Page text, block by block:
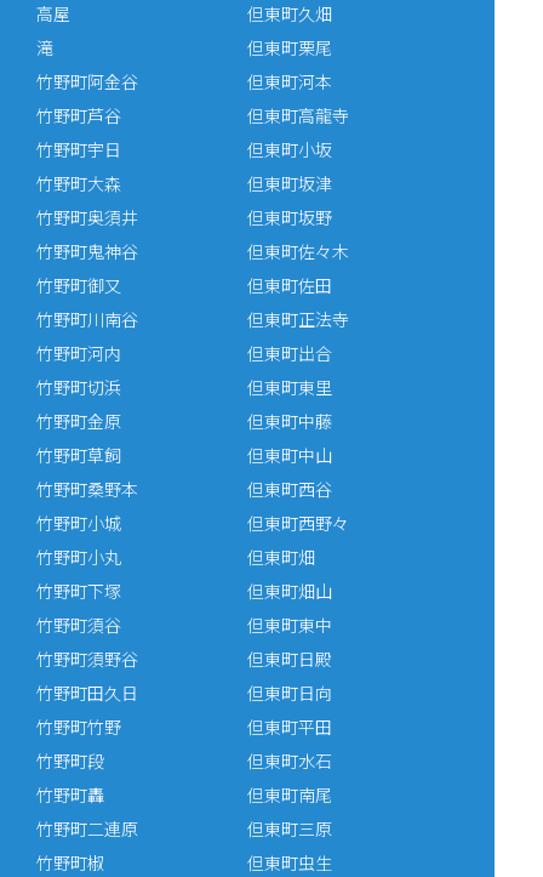
高屋
滝
竹野町阿金谷
竹野町芦谷
竹野町宇日
竹野町大森
竹野町奥須井
竹野町鬼神谷
竹野町御又
竹野町川南谷
竹野町河内
竹野町切浜
竹野町金原
竹野町草飼
竹野町桑野本
竹野町小城
竹野町小丸
竹野町下塚
竹野町須谷
竹野町須野谷
竹野町田久日
竹野町竹野
竹野町段
竹野町轟
竹野町二連原
竹野町椒
但東町久畑
但東町栗尾
但東町河本
但東町高龍寺
但東町小坂
但東町坂津
但東町坂野
但東町佐々木
但東町佐田
但東町正法寺
但東町出合
但東町東里
但東町中藤
但東町中山
但東町西谷
但東町西野々
但東町畑
但東町畑山
但東町東中
但東町日殿
但東町日向
但東町平田
但東町水石
但東町南尾
但東町三原
但東町虫生